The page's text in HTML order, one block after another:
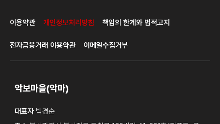
이용약관 개인정보처리방침 책임의 한계와 법적고지
전자금융거래 이용약관 이메일수집거부
악보마을(악마)
대표자 박경순